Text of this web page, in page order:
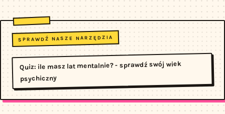
SPRAWDŹ NASZE NARZĘDZIA
Quiz: ile masz lat mentalnie? - sprawdź swój wiek
psychiczny